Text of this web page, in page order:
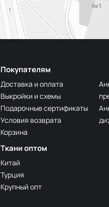
Покупателям
Доставка и оплата
Выкройки и схемы
Подарочные сертификаты
Условия возврата
Корзина
Ткани оптом
Китай
Турция
Крупный опт